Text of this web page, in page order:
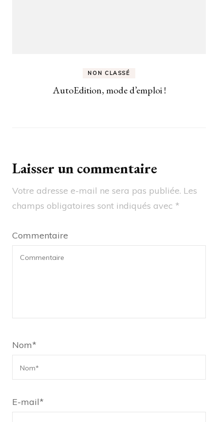
NON CLASSÉ
AutoEdition, mode d’emploi !
Laisser un commentaire
Votre adresse e-mail ne sera pas publiée. Les
champs obligatoires sont indiqués avec *
Commentaire
Nom*
E-mail*